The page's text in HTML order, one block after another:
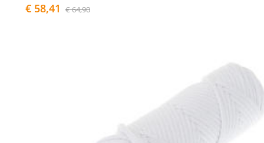
€ 58,41 € 64,90